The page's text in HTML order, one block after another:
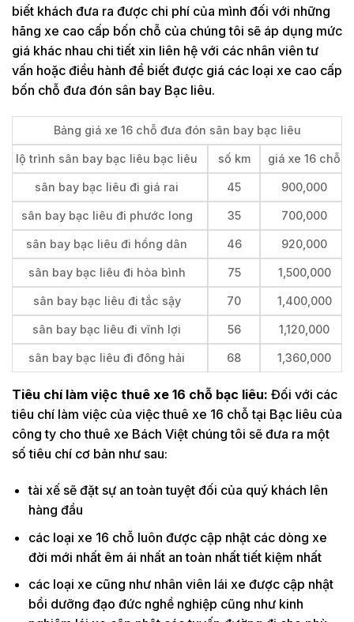
biết khách đưa ra được chi phí của mình đối với những
hãng xe cao cấp bốn chỗ của chúng tôi sẽ áp dụng mức
giá khác nhau chi tiết xin liên hệ với các nhân viên tư
vấn hoặc điều hành để biết được giá các loại xe cao cấp
bốn chỗ đưa đón sân bay Bạc liêu.
Bảng giá xe 16 chỗ đưa đón sân bay bạc liêu
lộ trình sân bay bạc liêu bạc liêu số km giá xe 16 chỗ
sân bay bạc liêu đi giá rai 45 900,000
sân bay bạc liêu đi phước long 35 700,000
sân bay bạc liêu đi hồng dân 46 920,000
sân bay bạc liêu đi hòa bình 75 1,500,000
sân bay bạc liêu đi tắc sậy 70 1,400,000
sân bay bạc liêu đi vĩnh lợi 56 1,120,000
sân bay bạc liêu đi đông hải 68 1,360,000
Tiêu chí làm việc thuê xe 16 chỗ bạc liêu: Đối với các
tiêu chí làm việc của việc thuê xe 16 chỗ tại Bạc liêu của
công ty cho thuê xe Bách Việt chúng tôi sẽ đưa ra một
số tiêu chí cơ bản như sau:
tài xế sẽ đặt sự an toàn tuyệt đối của quý khách lên
hàng đầu
các loại xe 16 chỗ luôn được cập nhật các dòng xe
đời mới nhất êm ái nhất an toàn nhất tiết kiệm nhất
các loại xe cũng như nhân viên lái xe được cập nhật
bồi dưỡng đạo đức nghề nghiệp cũng như kinh